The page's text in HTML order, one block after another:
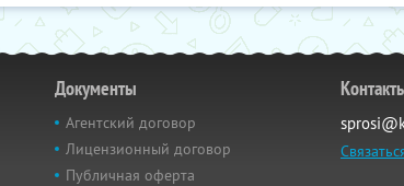
Документы
Агентский договор
Лицензионный договор
Публичная оферта